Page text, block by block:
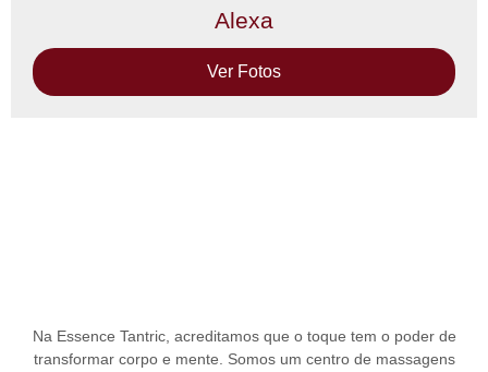
Alexa
Ver Fotos
Na Essence Tantric, acreditamos que o toque tem o poder de
transformar corpo e mente. Somos um centro de massagens